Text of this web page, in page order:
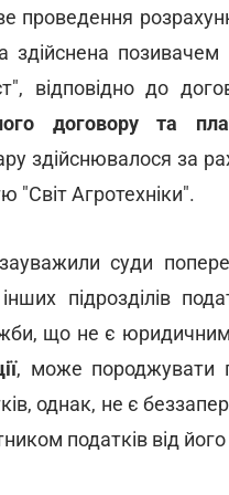
проведення
здійснена
відповідно до
договору та
здійснювалося за
"Світ Агротехніки".
суди
підрозділів
що не є
, може породжувати
однак, не є
податків від